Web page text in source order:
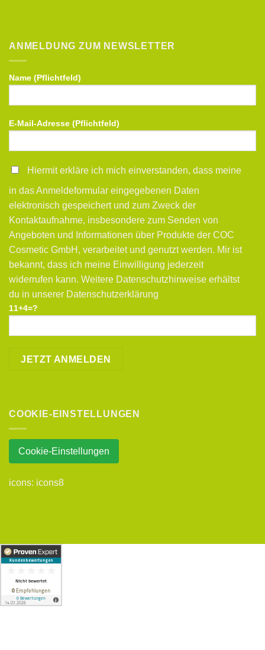
ANMELDUNG ZUM NEWSLETTER
Name (Pflichtfeld)
E-Mail-Adresse (Pflichtfeld)
Hiermit erkläre ich mich einverstanden, dass meine
in das Anmeldeformular eingegebenen Daten
elektronisch gespeichert und zum Zweck der
Kontaktaufnahme, insbesondere zum Senden von
Angeboten und Informationen über Produkte der COC
Cosmetic GmbH, verarbeitet und genutzt werden. Mir ist
bekannt, dass ich meine Einwilligung jederzeit
widerrufen kann. Weitere Datenschutzhinweise erhältst
du in unserer Datenschutzerklärung
11+4=?
COOKIE-EINSTELLUNGEN
Cookie-Einstellungen
icons: icons8